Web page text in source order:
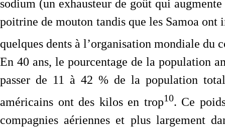
sodium (un exhausteur de goût qui
poitrine de mouton tandis que les Samoa
quelques dents à l’organisation mondiale du
En 40 ans, le pourcentage de la population
passer de 11 à 42 % de la population
américains ont des kilos en trop10. Ce
compagnies aériennes et plus largement